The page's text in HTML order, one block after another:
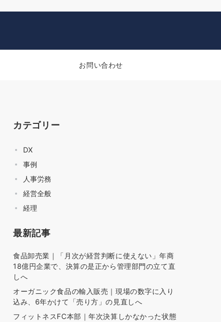
お問い合わせ
カテゴリー
DX
事例
人事労務
経営全般
経理
最新記事
食品卸売業｜「月次が経営判断に使えない」年商
18億円企業で、決算の是正から管理部門の立て直
しへ
オーガニック食品の輸入販売｜現場の数字に入り
込み、6年かけて「売り方」の見直しへ
フィットネスFC本部｜年次決算しかなかった状態